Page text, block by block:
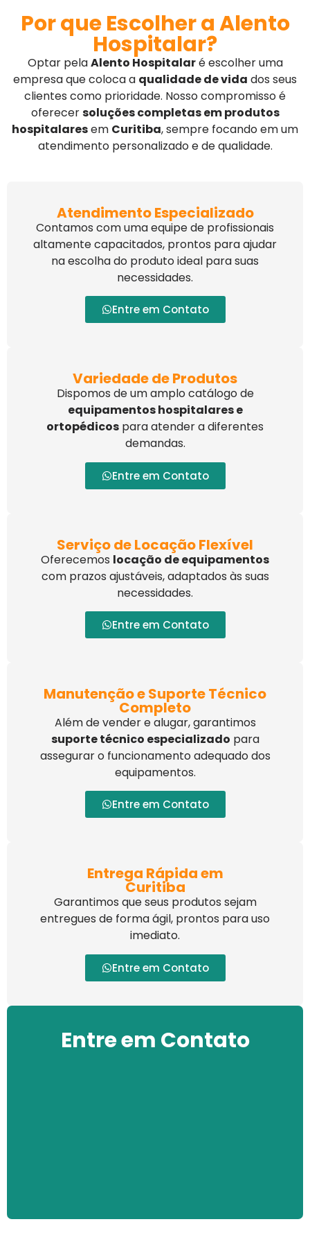
Por que Escolher a Alento
Hospitalar?
Optar pelaAlento Hospitalaré escolher uma
empresa que coloca a qualidade de vida dos seus
clientes como prioridade. Nosso compromisso é
oferecersoluções completas em produtos
hospitalaresem Curitiba, sempre focando em um
atendimento personalizado e de qualidade.
Atendimento Especializado
Contamos com uma equipe de profissionais
altamente capacitados, prontos para ajudar
na escolha do produto ideal para suas
necessidades.
Entre em Contato
Variedade de Produtos
Dispomos de um amplo catálogo de
equipamentos hospitalares e
ortopédicos para atender a diferentes
demandas.
Entre em Contato
Serviço de Locação Flexível
Oferecemos locação de equipamentos
com prazos ajustáveis, adaptados às suas
necessidades.
Entre em Contato
Manutenção e Suporte Técnico
Completo
Além de vender e alugar, garantimos
suporte técnico especializado para
assegurar o funcionamento adequado dos
equipamentos.
Entre em Contato
Entrega Rápida em
Curitiba
Garantimos que seus produtos sejam
entregues de forma ágil, prontos para uso
imediato.
Entre em Contato
Entre em Contato